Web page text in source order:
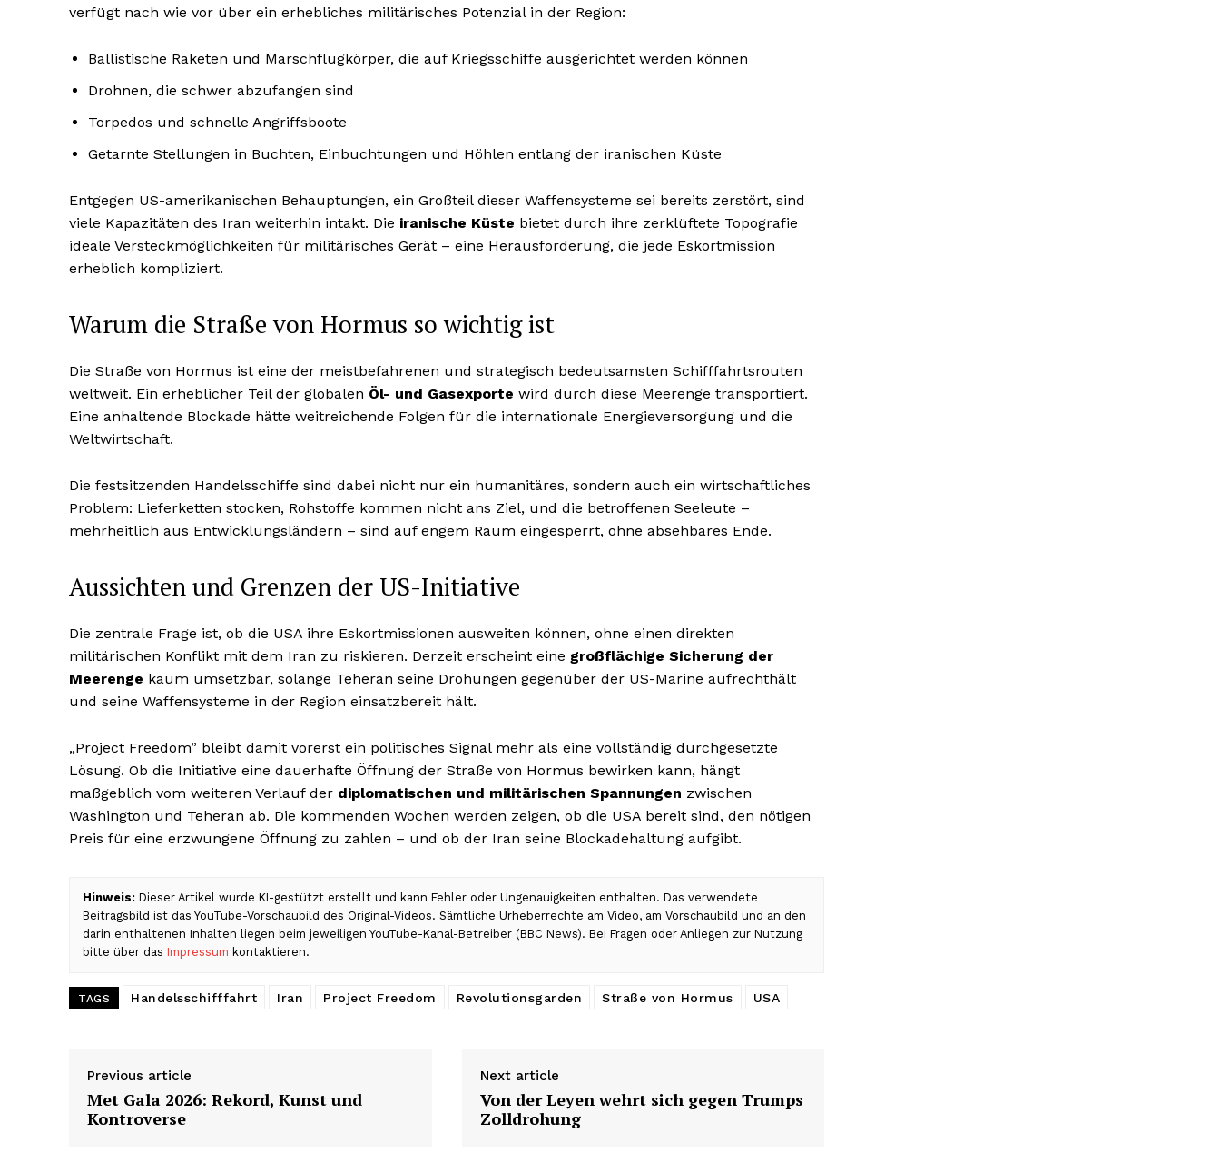
verfügt nach wie vor über ein erhebliches militärisches Potenzial in der Region:
Ballistische Raketen und Marschflugkörper, die auf Kriegsschiffe ausgerichtet werden können
Drohnen, die schwer abzufangen sind
Torpedos und schnelle Angriffsboote
Getarnte Stellungen in Buchten, Einbuchtungen und Höhlen entlang der iranischen Küste
Entgegen US-amerikanischen Behauptungen, ein Großteil dieser Waffensysteme sei bereits zerstört, sind
viele Kapazitäten des Iran weiterhin intakt. Die iranische Küste bietet durch ihre zerklüftete Topografie
ideale Versteckmöglichkeiten für militärisches Gerät – eine Herausforderung, die jede Eskortmission
erheblich kompliziert.
Warum die Straße von Hormus so wichtig ist
Die Straße von Hormus ist eine der meistbefahrenen und strategisch bedeutsamsten Schifffahrtsrouten
weltweit. Ein erheblicher Teil der globalen Öl- und Gasexporte wird durch diese Meerenge transportiert.
Eine anhaltende Blockade hätte weitreichende Folgen für die internationale Energieversorgung und die
Weltwirtschaft.
Die festsitzenden Handelsschiffe sind dabei nicht nur ein humanitäres, sondern auch ein wirtschaftliches
Problem: Lieferketten stocken, Rohstoffe kommen nicht ans Ziel, und die betroffenen Seeleute –
mehrheitlich aus Entwicklungsländern – sind auf engem Raum eingesperrt, ohne absehbares Ende.
Aussichten und Grenzen der US-Initiative
Die zentrale Frage ist, ob die USA ihre Eskortmissionen ausweiten können, ohne einen direkten
militärischen Konflikt mit dem Iran zu riskieren. Derzeit erscheint eine großflächige Sicherung der
Meerenge kaum umsetzbar, solange Teheran seine Drohungen gegenüber der US-Marine aufrechthält
und seine Waffensysteme in der Region einsatzbereit hält.
„Project Freedom” bleibt damit vorerst ein politisches Signal mehr als eine vollständig durchgesetzte
Lösung. Ob die Initiative eine dauerhafte Öffnung der Straße von Hormus bewirken kann, hängt
maßgeblich vom weiteren Verlauf der diplomatischen und militärischen Spannungen zwischen
Washington und Teheran ab. Die kommenden Wochen werden zeigen, ob die USA bereit sind, den nötigen
Preis für eine erzwungene Öffnung zu zahlen – und ob der Iran seine Blockadehaltung aufgibt.
Hinweis: Dieser Artikel wurde KI-gestützt erstellt und kann Fehler oder Ungenauigkeiten enthalten. Das verwendete
Beitragsbild ist das YouTube-Vorschaubild des Original-Videos. Sämtliche Urheberrechte am Video, am Vorschaubild und an den
darin enthaltenen Inhalten liegen beim jeweiligen YouTube-Kanal-Betreiber (BBC News). Bei Fragen oder Anliegen zur Nutzung
bitte über das Impressum kontaktieren.
TAGS Handelsschifffahrt Iran Project Freedom Revolutionsgarden Straße von Hormus USA
Previous article
Met Gala 2026: Rekord, Kunst und
Kontroverse
Next article
Von der Leyen wehrt sich gegen Trumps
Zolldrohung